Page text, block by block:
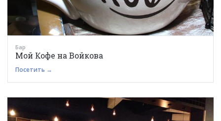
Бар
Мой Кофе на Войкова
Посетить →